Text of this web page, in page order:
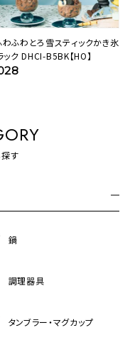
ふわとろ雪スティックかき氷
ック DHCI-B5BK【HO】
す
鍋
調理器具
タンブラー・マグカップ